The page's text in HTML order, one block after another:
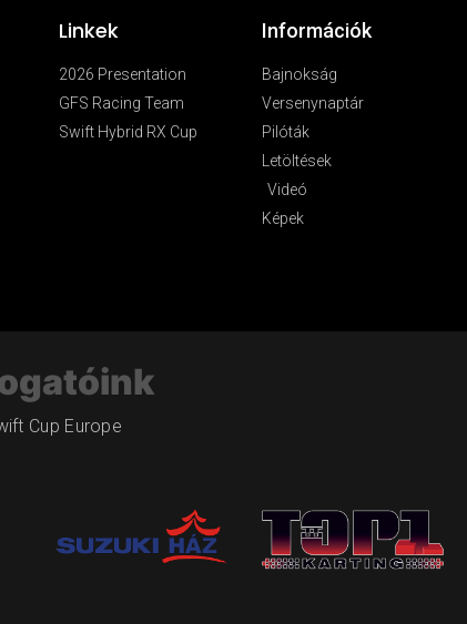
Linkek
2026 Presentation
GFS Racing Team
Swift Hybrid RX Cup
Információk
Bajnokság
Versenynaptár
Pilóták
Letöltések
Videó
Képek
Cup Europe